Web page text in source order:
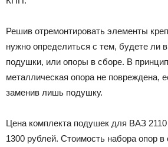
Решив отремонтировать элементы
нужно определиться с тем, будете ли
подушки, или опоры в сборе. В
металлическая опора не повреждена,
заменив лишь подушку.
Цена комплекта подушек для ВАЗ 2110
1300 рублей. Стоимость набора опор в